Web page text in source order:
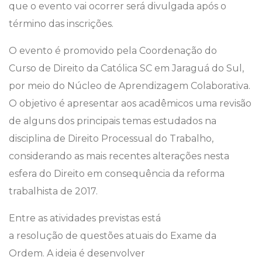
que o evento vai ocorrer será divulgada após o
término das inscrições.
O evento é promovido pela Coordenação do
Curso de Direito da Católica SC em Jaraguá do Sul,
por meio do Núcleo de Aprendizagem Colaborativa.
O objetivo é apresentar aos acadêmicos uma revisão
de alguns dos principais temas estudados na
disciplina de Direito Processual do Trabalho,
considerando as mais recentes alterações nesta
esfera do Direito em consequência da reforma
trabalhista de 2017.
Entre as atividades previstas está
a resolução de questões atuais do Exame da
Ordem. A ideia é desenvolver